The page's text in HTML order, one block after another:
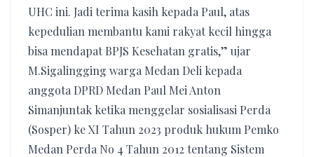
UHC ini. Jadi terima kasih kepada Paul, atas
kepedulian membantu kami rakyat kecil hingga
bisa mendapat BPJS Kesehatan gratis,” ujar
M.Sigalingging warga Medan Deli kepada
anggota DPRD Medan Paul Mei Anton
Simanjuntak ketika menggelar sosialisasi Perda
(Sosper) ke XI Tahun 2023 produk hukum Pemko
Medan Perda No 4 Tahun 2012 tentang Sistem